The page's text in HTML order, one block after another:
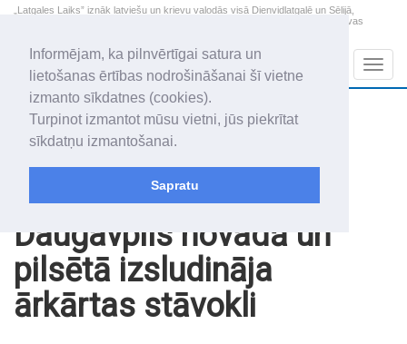
Informējam, ka pilnvērtīgai satura un
lietošanas ērtības nodrošināšanai šī vietne
izmanto sīkdatnes (cookies).
Turpinot izmantot mūsu vietni, jūs piekrītat
sīkdatņu izmantošanai.
Sapratu
„Latgales Laiks” iznāk latviešu un krievu valodās visā Dienvidlatgalē un Sēlijā,
„Latgales Laiks” latviešu valodā aptver Daugavpils valstspilsētu, Augšdaugavas
2026. gada 8. augusts
Sestdiena
Mudīte, Vladislava, Vladislavs
+16.6
Daugavpils novadā un
pilsētā izsludināja
ārkārtas stāvokli